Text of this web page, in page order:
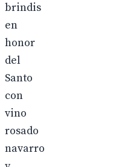
brindis
en
honor
del
Santo
con
vino
rosado
navarro